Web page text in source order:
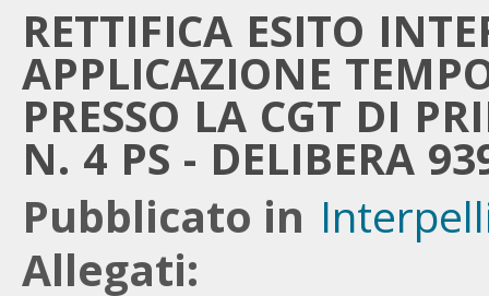
RETTIFICA ESITO
APPLICAZIONE
PRESSO LA CGT DI
N. 4 PS - DELIBERA
Pubblicato in
Allegati: